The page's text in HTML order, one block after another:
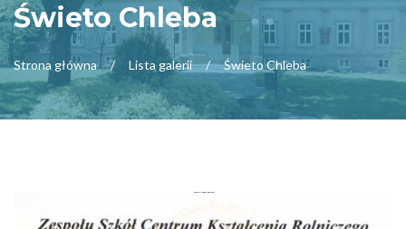
Świeto Chleba
Strona główna Lista galerii Świeto Chleba